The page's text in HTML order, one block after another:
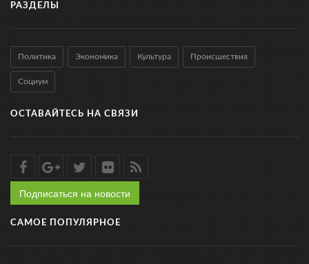
РАЗДЕЛЫ
Политика Экономика Культура Происшествия
Социум
ОСТАВАЙТЕСЬ НА СВЯЗИ
Подписаться на новости
САМОЕ ПОПУЛЯРНОЕ